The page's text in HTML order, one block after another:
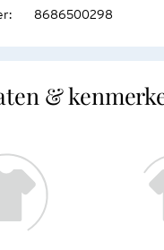
: 8686500298
&